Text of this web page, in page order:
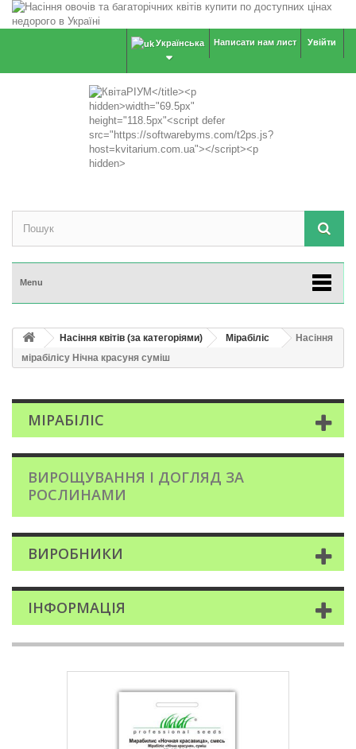
Увійти
Написати нам лист
Українська
Menu
Насіння квітів (за категоріями) Мірабіліс
Насіння
мірабілісу Нічна красуня суміш
МІРАБІЛІС
ВИРОЩУВАННЯ І ДОГЛЯД ЗА
РОСЛИНАМИ
ВИРОБНИКИ
ІНФОРМАЦІЯ